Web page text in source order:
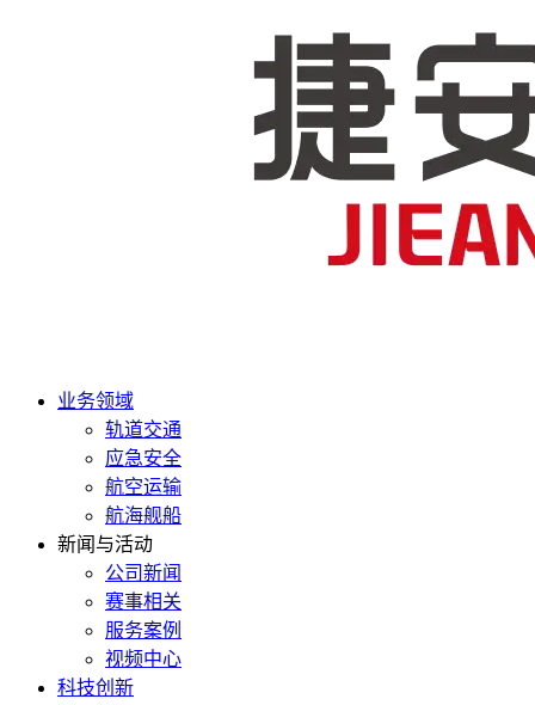
业务领域
轨道交通
应急安全
航空运输
航海舰船
新闻与活动
公司新闻
赛事相关
服务案例
视频中心
科技创新